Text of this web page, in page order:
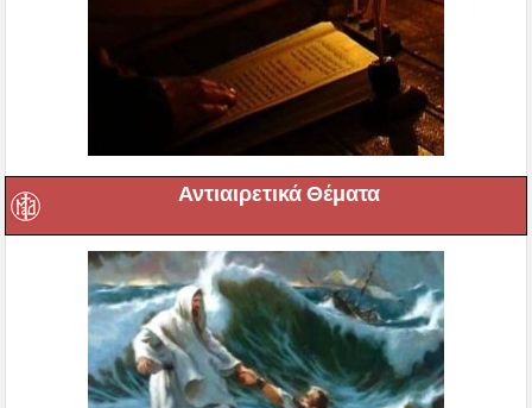
Αντιαιρετικά Θέματα